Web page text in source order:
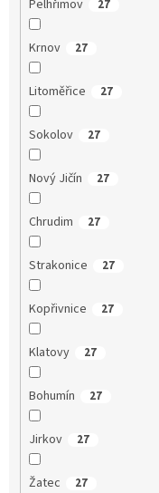
Pelhřimov 27
Krnov 27
Litoměřice 27
Sokolov 27
Nový Jičín 27
Chrudim 27
Strakonice 27
Kopřivnice 27
Klatovy 27
Bohumín 27
Jirkov 27
Žatec 27